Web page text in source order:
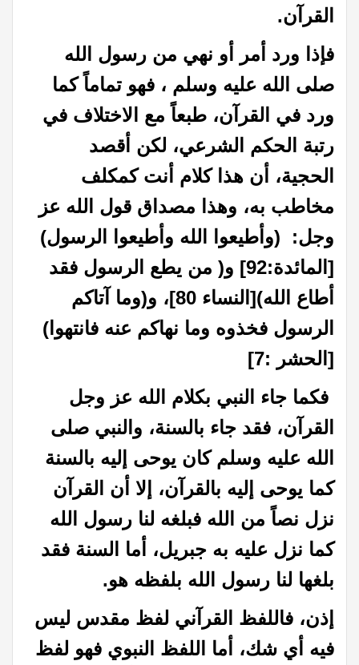
القرآن.
فإذا ورد أمر أو نهي من رسول الله
صلى الله عليه وسلم ، فهو تماماً كما
ورد في القرآن، طبعاً مع الاختلاف في
رتبة الحكم الشرعي، لكن أقصد
الحجية، أن هذا كلام أنت كمكلف
مخاطب به، وهذا مصداق قول الله عز
وجل: (وأطيعوا الله وأطيعوا الرسول)
[المائدة:92] و( من يطع الرسول فقد
أطاع الله)[النساء 80]، و(وما آتاكم
الرسول فخذوه وما نهاكم عنه فانتهوا)
[الحشر :7]
فكما جاء النبي بكلام الله عز وجل
القرآن، فقد جاء بالسنة، والنبي صلى
الله عليه وسلم كان يوحى إليه بالسنة
كما يوحى إليه بالقرآن، إلا أن القرآن
نزل نصاً من الله فبلغه لنا رسول الله
كما نزل عليه به جبريل، أما السنة فقد
بلغها لنا رسول الله بلفظه هو.
إذن، فاللفظ القرآني لفظ مقدس ليس
فيه أي شك، أما اللفظ النبوي فهو لفظ